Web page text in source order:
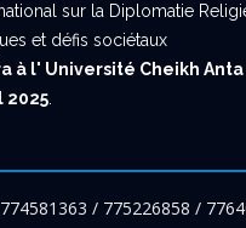
sur la Diplomatie
et défis sociétaux
à l' Université Cheikh Anta
2025
/ 775226858 /